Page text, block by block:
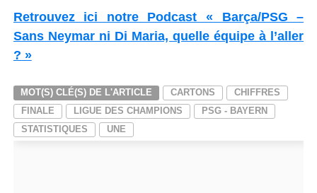
Retrouvez ici notre Podcast « Barça/PSG –
Sans Neymar ni Di Maria, quelle équipe à l’aller
? »
MOT(S) CLÉ(S) DE L'ARTICLE CARTONS
CHIFFRES
FINALE
LIGUE DES CHAMPIONS
PSG - BAYERN
STATISTIQUES
UNE